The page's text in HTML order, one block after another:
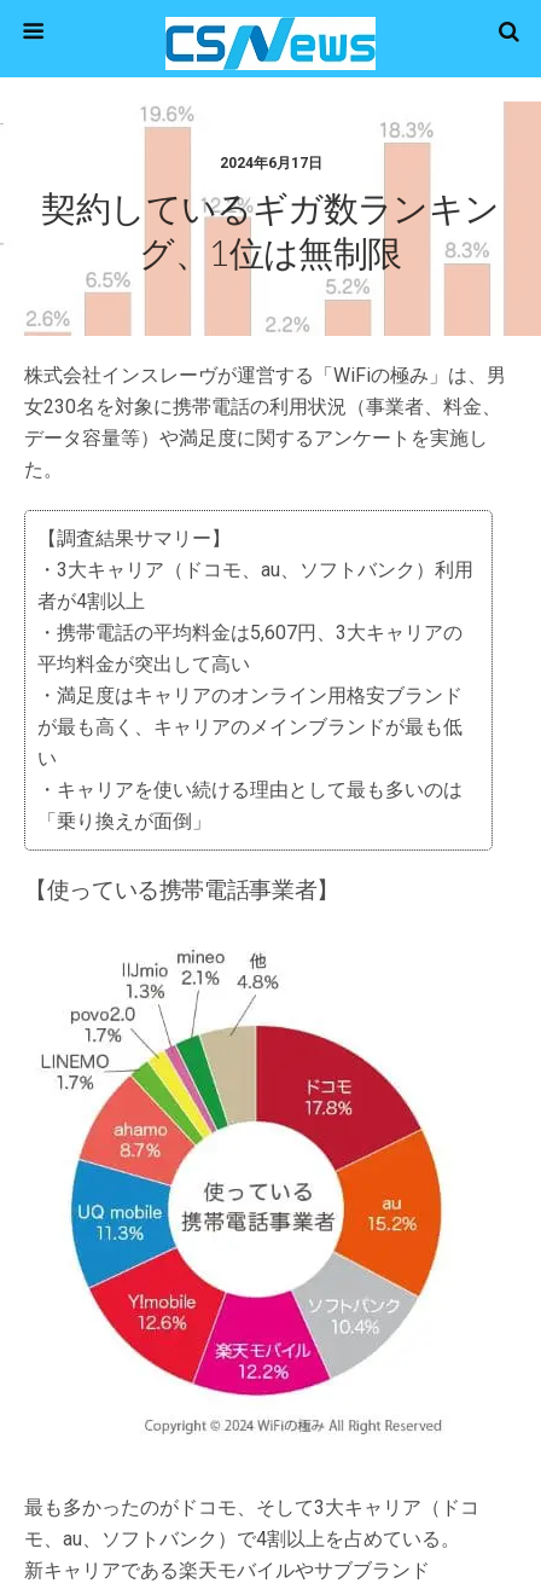
2024年6月17日
契約しているギガ数ランキン
グ、1位は無制限
株式会社インスレーヴが運営する「WiFiの極み」は、男
女230名を対象に携帯電話の利用状況（事業者、料金、
データ容量等）や満足度に関するアンケートを実施し
た。
【調査結果サマリー】
・3大キャリア（ドコモ、au、ソフトバンク）利用
者が4割以上
・携帯電話の平均料金は5,607円、3大キャリアの
平均料金が突出して高い
・満足度はキャリアのオンライン用格安ブランド
が最も高く、キャリアのメインブランドが最も低
い
・キャリアを使い続ける理由として最も多いのは
「乗り換えが面倒」
【使っている携帯電話事業者】
最も多かったのがドコモ、そして3大キャリア（ドコ
モ、au、ソフトバンク）で4割以上を占めている。
新キャリアである楽天モバイルやサブブランド